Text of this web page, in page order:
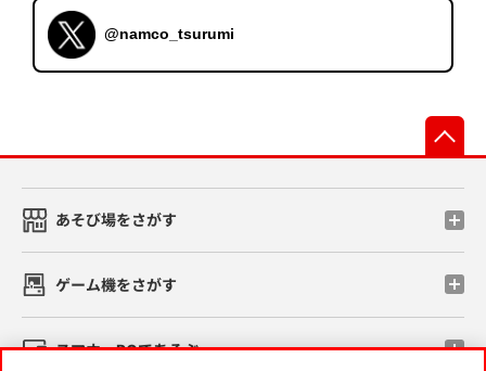
@namco_tsurumi
あそび場をさがす
ゲーム機をさがす
スマホ・PCであそぶ